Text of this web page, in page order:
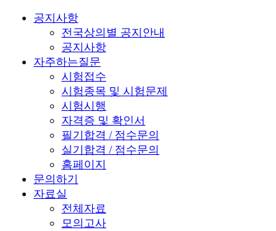
공지사항
전국상의별 공지안내
공지사항
자주하는질문
시험접수
시험종목 및 시험문제
시험시행
자격증 및 확인서
필기합격 / 점수문의
실기합격 / 점수문의
홈페이지
문의하기
자료실
전체자료
모의고사